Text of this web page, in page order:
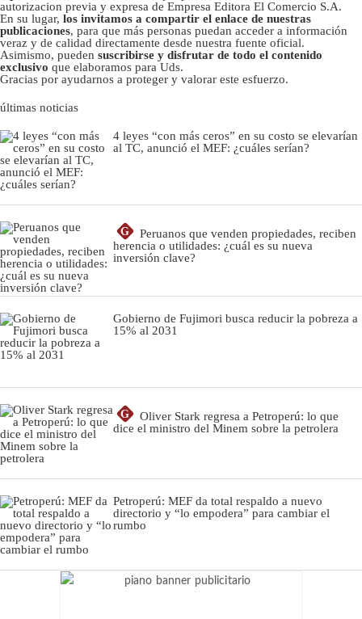
autorizacion previa y expresa de Empresa Editora El Comercio S.A.
En su lugar, los invitamos a compartir el enlace de nuestras
publicaciones, para que más personas puedan acceder a información
veraz y de calidad directamente desde nuestra fuente oficial.
Asimismo, pueden suscribirse y disfrutar de todo el contenido
exclusivo que elaboramos para Uds.
Gracias por ayudarnos a proteger y valorar este esfuerzo.
últimas noticias
4 leyes “con más ceros” en su costo se elevarían
al TC, anunció el MEF: ¿cuáles serían?
G
Peruanos que venden propiedades, reciben
herencia o utilidades: ¿cuál es su nueva
inversión clave?
Gobierno de Fujimori busca reducir la pobreza a
15% al 2031
G
Oliver Stark regresa a Petroperú: lo que
dice el ministro del Minem sobre la petrolera
Petroperú: MEF da total respaldo a nuevo
directorio y “lo empodera” para cambiar el
rumbo